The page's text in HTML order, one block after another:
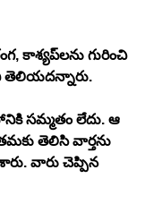
కాశ్యప్‍లను గురించి
తెలియదన్నారు.
సమ్మతం లేదు. ఆ
తెలిసి వార్తను
వారు చెప్పిన